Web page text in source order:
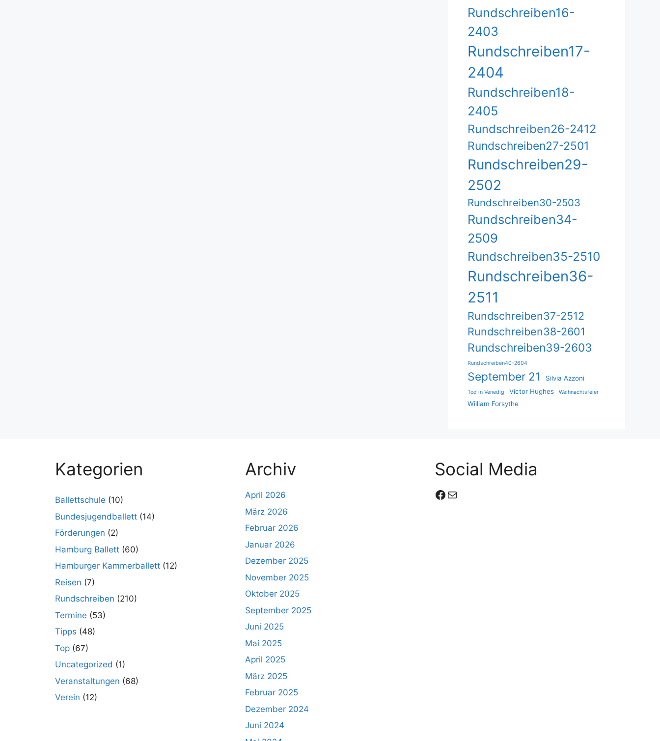
Rundschreiben16-
2403
Rundschreiben17-
2404
Rundschreiben18-
2405
Rundschreiben26-2412
Rundschreiben27-2501
Rundschreiben29-
2502
Rundschreiben30-2503
Rundschreiben34-
2509
Rundschreiben35-2510
Rundschreiben36-
2511
Rundschreiben37-2512
Rundschreiben38-2601
Rundschreiben39-2603
Rundschreiben40-2604
September 21 Silvia Azzoni
Tod in Venedig Victor Hughes Weihnachtsfeier
William Forsythe
Kategorien
Ballettschule (10)
Bundesjugendballett (14)
Förderungen (2)
Hamburg Ballett (60)
Hamburger Kammerballett (12)
Reisen (7)
Rundschreiben (210)
Termine (53)
Tipps (48)
Top (67)
Uncategorized (1)
Veranstaltungen (68)
Verein (12)
Archiv
April 2026
März 2026
Februar 2026
Januar 2026
Dezember 2025
November 2025
Oktober 2025
September 2025
Juni 2025
Mai 2025
April 2025
März 2025
Februar 2025
Dezember 2024
Juni 2024
Social Media
Facebook
E-Mail